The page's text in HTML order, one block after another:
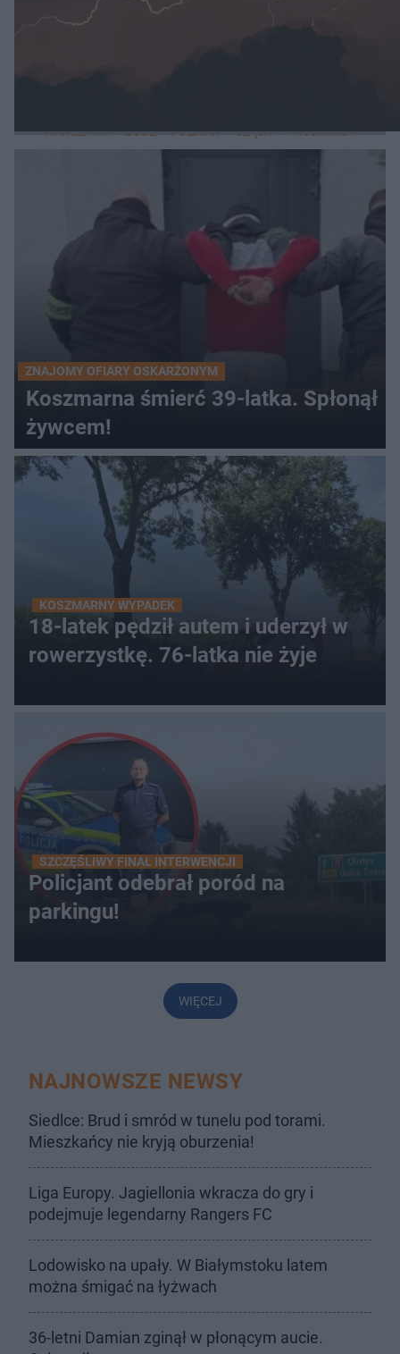
WARSZAWA ŁÓDŹ POZNAŃ ŚLĄSK TRÓJMIASTO
ZNAJOMY OFIARY OSKARŻONYM
Koszmarna śmierć 39-latka. Spłonął
żywcem!
KOSZMARNY WYPADEK
18-latek pędził autem i uderzył w
rowerzystkę. 76-latka nie żyje
SZCZĘŚLIWY FINAŁ INTERWENCJI
Policjant odebrał poród na
parkingu!
WIĘCEJ
NAJNOWSZE NEWSY
Siedlce: Brud i smród w tunelu pod torami.
Mieszkańcy nie kryją oburzenia!
Liga Europy. Jagiellonia wkracza do gry i
podejmuje legendarny Rangers FC
Lodowisko na upały. W Białymstoku latem
można śmigać na łyżwach
36-letni Damian zginął w płonącym aucie.